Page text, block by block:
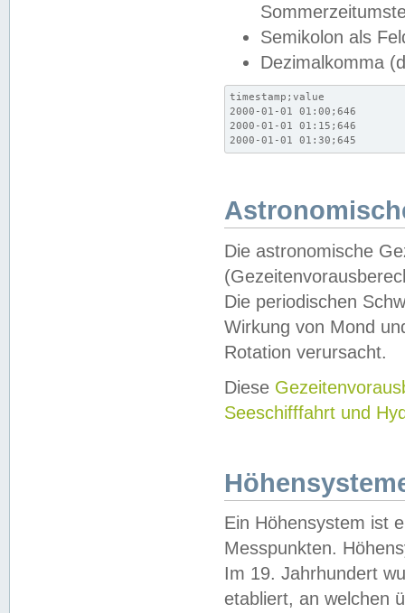
Semikolon als
Dezimalkomma
timestamp;value
2000-01-01 01:00;646
2000-01-01 01:15;646
2000-01-01 01:30;645
Die astronomische
Die periodischen
Wirkung von Mond
Rotation verursacht.
Diese
Seeschifffahrt und
Ein Höhensystem ist
Messpunkten.
Im 19. Jahrhundert
etabliert, an welchen